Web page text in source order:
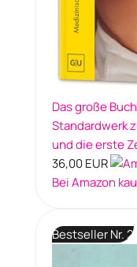
Das große
Standardwerk
und die erste
36,00 EUR
Bei Amazon
Bestseller Nr. 2